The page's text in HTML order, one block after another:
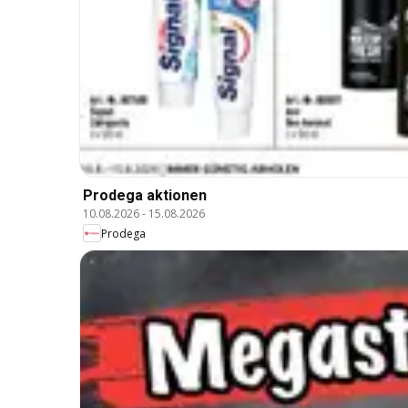
Prodega aktionen
10.08.2026- 15.08.2026
Prodega